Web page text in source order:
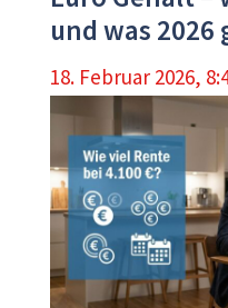
und was 2026
18. Februar 2026,